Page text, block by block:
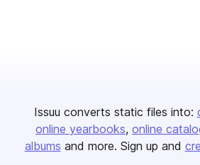
Issuu converts static files into:
online yearbooks online
albums and more. Sign up and